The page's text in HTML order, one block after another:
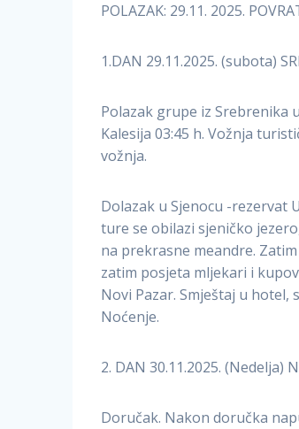
POLAZAK: 29.11. 2025.
1.DAN 29.11.2025. (subota)
Polazak grupe iz Srebrenika
Kalesija 03:45 h. Vožnja
vožnja.
Dolazak u Sjenocu -rezervat
ture se obilazi sjeničko
na prekrasne meandre.
zatim posjeta mljekari i
Novi Pazar. Smještaj u
Noćenje.
2. DAN 30.11.2025. (Nedelja)
Doručak. Nakon doručka